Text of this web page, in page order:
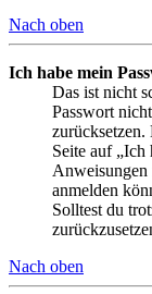
Nach oben
Ich habe mein
Das ist nicht
Passwort
Seite auf „Ich
Anweisungen
anmelden
Solltest du
Nach oben